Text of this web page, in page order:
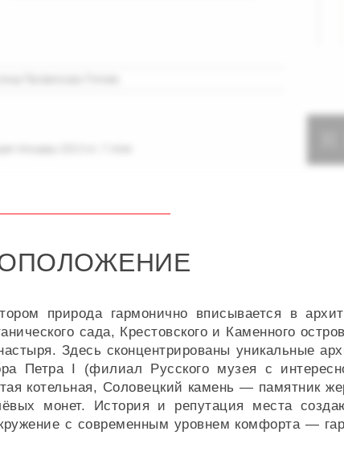
природа гармонично вписывается в
сада, Крестовского и Каменного
Здесь сконцентрированы уникальные
Петра I (филиал Русского музея с
котельная, Соловецкий камень — памятник
монет. История и репутация места
с современным уровнем комфорта —